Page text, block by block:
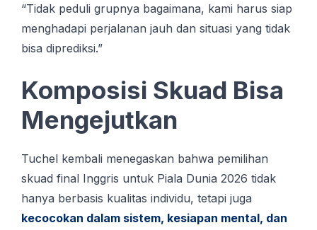
“Tidak peduli grupnya bagaimana, kami harus siap
menghadapi perjalanan jauh dan situasi yang tidak
bisa diprediksi.”
Komposisi Skuad Bisa
Mengejutkan
Tuchel kembali menegaskan bahwa pemilihan
skuad final Inggris untuk Piala Dunia 2026 tidak
hanya berbasis kualitas individu, tetapi juga
kecocokan dalam sistem, kesiapan mental, dan